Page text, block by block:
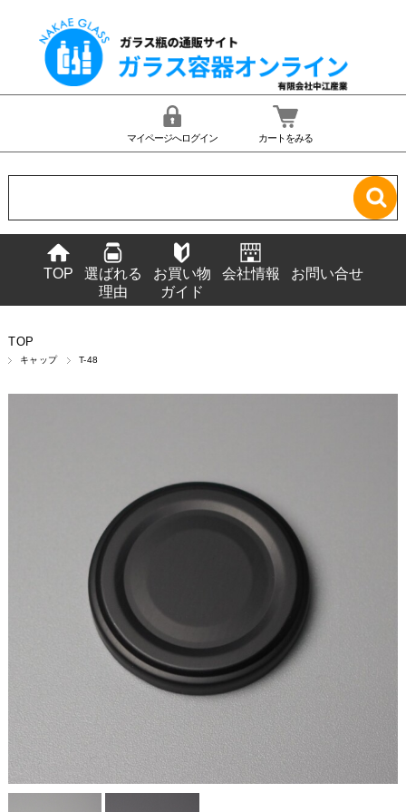
マイページへログイン カートをみる
TOP
選ばれる
理由
お買い物
ガイド
会社情報 お問い合せ
TOP
キャップ T-48